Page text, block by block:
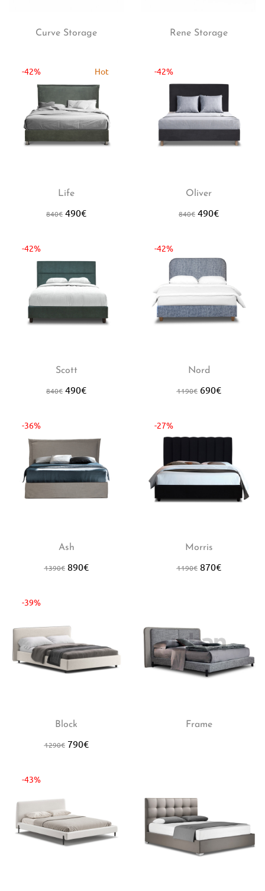
Curve Storage Rene Storage
Hot
-42%
Life
840€ 490€
-42%
Oliver
840€ 490€
-42%
Scott
840€ 490€
-42%
Nord
1190€ 690€
-36%
Ash
1390€ 890€
-27%
Morris
1190€ 870€
-39%
Block
1290€ 790€
Frame
-43%